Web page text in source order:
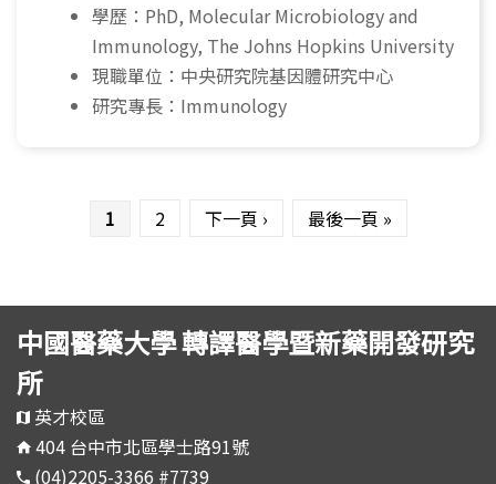
學歷：PhD, Molecular Microbiology and
Immunology, The Johns Hopkins University
現職單位：中央研究院基因體研究中心
研究專長：Immunology
1 2 下一頁 › 最後一頁 »
中國醫藥大學 轉譯醫學暨新藥開發研究
所
英才校區
404 台中市北區學士路91號
(04)2205-3366 #7739